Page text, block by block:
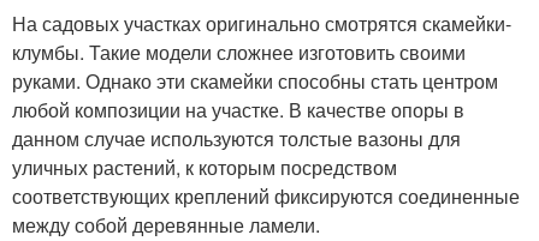
На садовых участках оригинально смотрятся скамейки-
клумбы. Такие модели сложнее изготовить своими
руками. Однако эти скамейки способны стать центром
любой композиции на участке. В качестве опоры в
данном случае используются толстые вазоны для
уличных растений, к которым посредством
соответствующих креплений фиксируются соединенные
между собой деревянные ламели.